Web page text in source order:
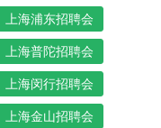
上海浦东招聘会
上海普陀招聘会
上海闵行招聘会
上海金山招聘会